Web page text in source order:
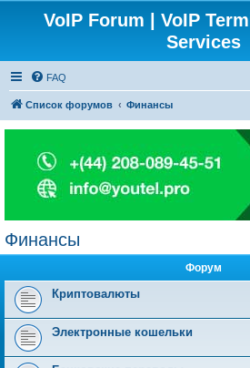
VoIP Forum | VoIP
Services
FAQ
Список форумов Финансы
Финансы
Форум
Криптовалюты
Электронные кошельки